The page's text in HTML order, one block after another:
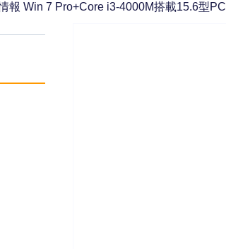
報 Win 7 Pro+Core i3-4000M搭載15.6型PC